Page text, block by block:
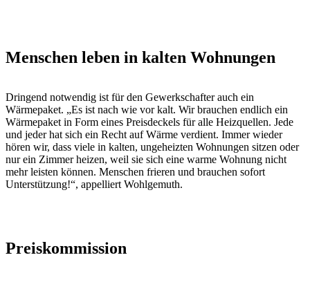
Menschen leben in kalten Wohnungen
Dringend notwendig ist für den Gewerkschafter auch ein
Wärmepaket. „Es ist nach wie vor kalt. Wir brauchen endlich ein
Wärmepaket in Form eines Preisdeckels für alle Heizquellen. Jede
und jeder hat sich ein Recht auf Wärme verdient. Immer wieder
hören wir, dass viele in kalten, ungeheizten Wohnungen sitzen oder
nur ein Zimmer heizen, weil sie sich eine warme Wohnung nicht
mehr leisten können. Menschen frieren und brauchen sofort
Unterstützung!“, appelliert Wohlgemuth.
Preiskommission